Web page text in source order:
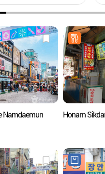
Namdaemun
Honam